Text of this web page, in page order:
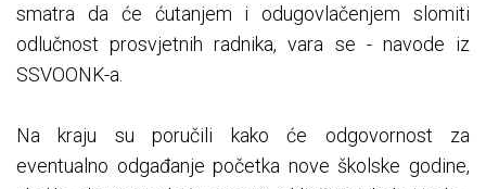
smatra da će ćutanjem i odugovlačenjem slomiti
odlučnost prosvjetnih radnika, vara se - navode iz
SSVOONK-a.
Na kraju su poručili kako će odgovornost za
eventualno odgađanje početka nove školske godine,